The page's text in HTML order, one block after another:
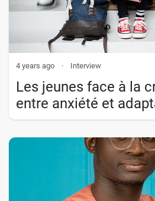
4 years ago · Interview
Les jeunes face à la
entre anxiété et